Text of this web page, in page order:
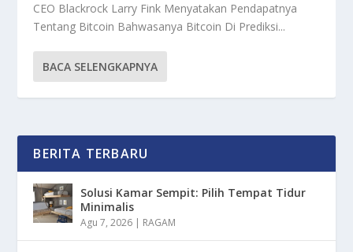
CEO Blackrock Larry Fink Menyatakan Pendapatnya
Tentang Bitcoin Bahwasanya Bitcoin Di Prediksi...
BACA SELENGKAPNYA
BERITA TERBARU
Solusi Kamar Sempit: Pilih Tempat Tidur
Minimalis
Agu 7, 2026 | RAGAM